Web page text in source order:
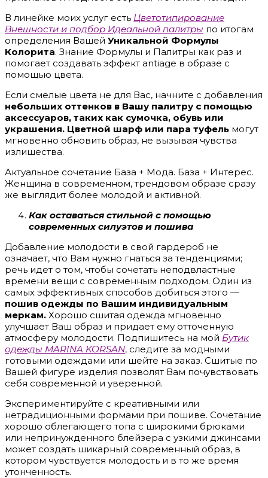
В линейке моих услуг есть Цветотипирование
Внешности и подбор Идеальной палитры по итогам
определения Вашей Уникальной Формулы
Колорита. Знание Формулы и Палитры как раз и
помогает создавать эффект antiage в образе с
помощью цвета.
Если смелые цвета не для Вас, начните с добавления
небольших оттенков в Вашу палитру с помощью
аксессуаров, таких как сумочка, обувь или
украшения. Цветной шарф или пара туфель могут
мгновенно обновить образ, не вызывая чувства
излишества.
Актуальное сочетание База + Мода. База + Интерес.
Женщина в современном, трендовом образе сразу
же выглядит более молодой и активной.
Как оставаться стильной с помощью
современных силуэтов и пошива
Добавление молодости в свой гардероб не
означает, что Вам нужно гнаться за тенденциями;
речь идет о том, чтобы сочетать неподвластные
времени вещи с современным подходом. Один из
самых эффективных способов добиться этого —
пошив одежды по Вашим индивидуальным
меркам. Хорошо сшитая одежда мгновенно
улучшает Ваш образ и придает ему отточенную
атмосферу молодости. Подпишитесь на мой Бутик
одежды MARINA KORSAN, следите за модными
готовыми одеждами или шейте на заказ. Сшитые по
Вашей фигуре изделия позволят Вам почувствовать
себя современной и уверенной.
Экспериментируйте с креативными или
нетрадиционными формами при пошиве. Сочетание
хорошо облегающего топа с широкими брюками
или непринужденного блейзера с узкими джинсами
может создать шикарный современный образ, в
котором чувствуется молодость и в то же время
утонченность.